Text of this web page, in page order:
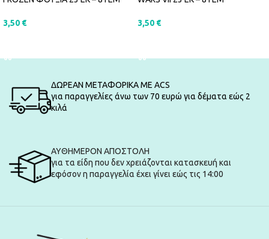
3,50 € 3,50 €
ΔΩΡΕΑΝ ΜΕΤΑΦΟΡΙΚΑ ΜΕ ACS
για παραγγελίες άνω των 70 ευρώ για δέματα εώς 2
κιλά
ΑΥΘΗΜΕΡΟΝ ΑΠΟΣΤΟΛΗ
για τα είδη που δεν χρειάζονται κατασκευή και
εφόσον η παραγγελία έχει γίνει εώς τις 14:00